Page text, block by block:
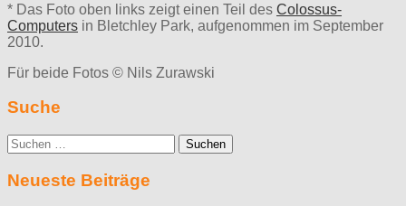
* Das Foto oben links zeigt einen Teil des Colossus-
Computers in Bletchley Park, aufgenommen im September
2010.
Für beide Fotos © Nils Zurawski
Suche
Suche
nach:
Neueste Beiträge